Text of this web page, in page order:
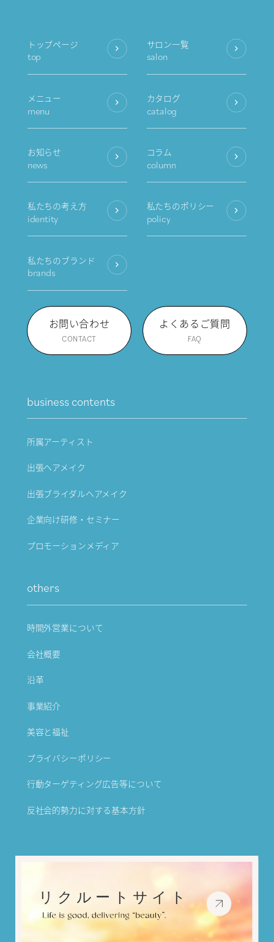
トップページ
top
サロン一覧
salon
メニュー
menu
カタログ
catalog
お知らせ
news
コラム
column
私たちの考え方
identity
私たちのポリシー
policy
私たちのブランド
brands
お問い合わせ
CONTACT
よくあるご質問
FAQ
business contents
所属アーティスト
出張ヘアメイク
出張ブライダルヘアメイク
企業向け研修・セミナー
プロモーションメディア
others
時間外営業について
会社概要
沿革
事業紹介
美容と福祉
プライバシーポリシー
行動ターゲティング広告等について
反社会的勢力に対する基本方針